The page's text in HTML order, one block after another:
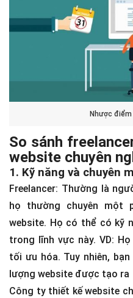
Nhược điểm
So sánh
website chuyên
1. Kỹ năng và chuyên
Freelancer: Thường là
họ thường chuyên một
website. Họ có thể có kỹ
trong lĩnh vực này. VD:
tối ưu hóa. Tuy nhiên,
lượng website được tạo ra
Công ty thiết kế website